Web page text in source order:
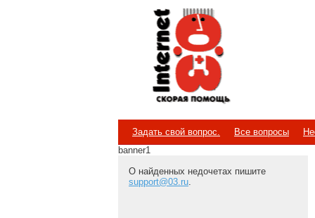
Internet
Скорая помощь
Задать свой вопрос. Все вопросы
banner1
О найденных недочетах пишите
support@03.ru.